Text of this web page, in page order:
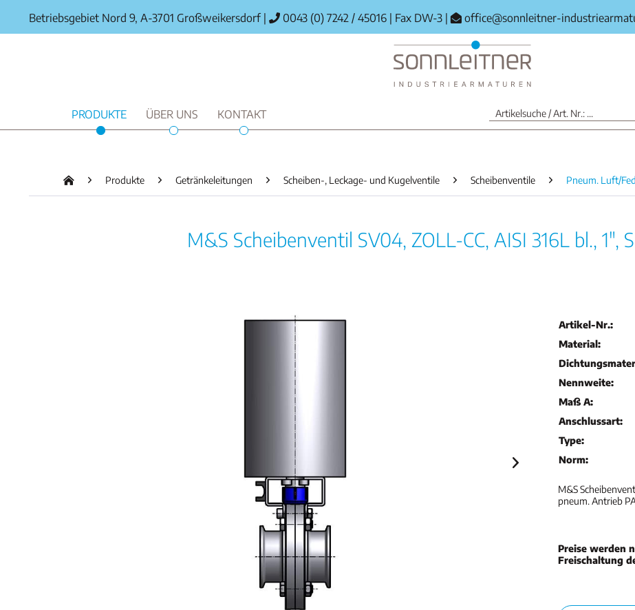
Betriebsgebiet Nord 9, A-3701 Großweikersdorf 0043 (0) 7242 / 45016 Fax DW-3 office@sonnleitner-
PRODUKTE ÜBER UNS KONTAKT
Produkte Getränkeleitungen Scheiben-, Leckage- und Kugelventile Scheibenventile Pneum. Luft/
M&S Scheibenventil SV04, ZOLL-CC, AISI 316L bl., 1",
Artikel-Nr.:
Material:
Nennweite:
Maß A:
Anschlussart:
Type:
Norm:
M&S
pneum. Antrieb
Preise werden
Freischaltung